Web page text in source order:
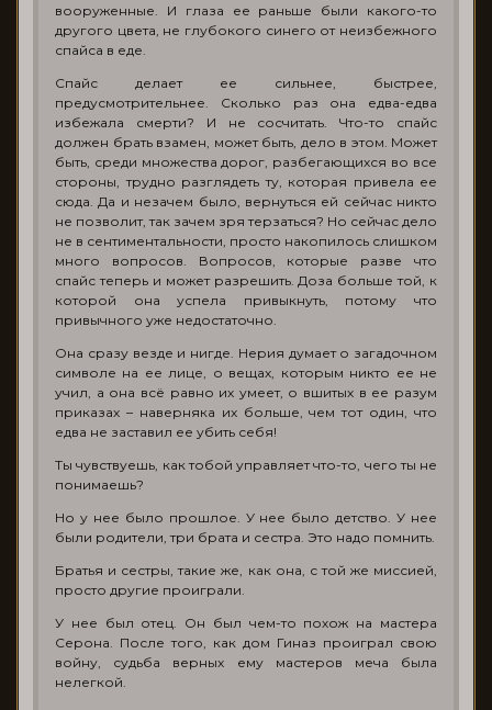
вооруженные. И глаза ее раньше были какого-то
другого цвета, не глубокого синего от неизбежного
спайса в еде.
Спайс делает ее сильнее, быстрее,
предусмотрительнее. Сколько раз она едва-едва
избежала смерти? И не сосчитать. Что-то спайс
должен брать взамен, может быть, дело в этом. Может
быть, среди множества дорог, разбегающихся во все
стороны, трудно разглядеть ту, которая привела ее
сюда. Да и незачем было, вернуться ей сейчас никто
не позволит, так зачем зря терзаться? Но сейчас дело
не в сентиментальности, просто накопилось слишком
много вопросов. Вопросов, которые разве что
спайс теперь и может разрешить. Доза больше той, к
которой она успела привыкнуть, потому что
привычного уже недостаточно.
Она сразу везде и нигде. Нерия думает о загадочном
символе на ее лице, о вещах, которым никто ее не
учил, а она всё равно их умеет, о вшитых в ее разум
приказах – наверняка их больше, чем тот один, что
едва не заставил ее убить себя!
Ты чувствуешь, как тобой управляет что-то, чего ты не
понимаешь?
Но у нее было прошлое. У нее было детство. У нее
были родители, три брата и сестра. Это надо помнить.
Братья и сестры, такие же, как она, с той же миссией,
просто другие проиграли.
У нее был отец. Он был чем-то похож на мастера
Серона. После того, как дом Гиназ проиграл свою
войну, судьба верных ему мастеров меча была
нелегкой.